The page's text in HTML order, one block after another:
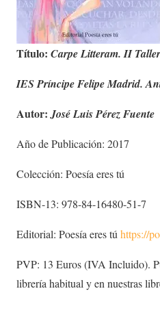
Título: Carpe Litteram. II
IES Príncipe Felipe Madrid.
Autor: José Luis Pérez Fuente
Año de Publicación: 2017
Colección: Poesía eres tú
ISBN-13: 978-84-16480-51-7
Editorial: Poesía eres tú https://
PVP: 13 Euros (IVA Incluido).
librería habitual y en nuestras